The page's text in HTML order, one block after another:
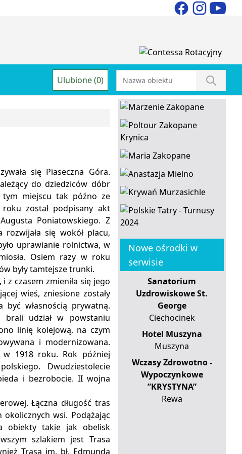
Ulubione (0)
się Piaseczna Góra.
do dziedziców dóbr
tym miejscu tak późno ze
został podpisany akt
Poniatowskiego. Z
rozwijała się wokół placu,
uprawianie rolnictwa, w
Osiem razy w roku
były tamtejsze trunki.
z czasem zmieniła się jego
wieś, zniesione zostały
być własnością prywatną.
brali udział w powstaniu
linię kolejową, na czym
i modernizowana.
1918 roku. Rok później
Dwudziestolecie
i bezrobocie. II wojna
Łączna długość tras
wsi. Podążając
obiekty takie jak obelisk
szlakiem jest Trasa
Trasa im. bł. Edmunda
Nowe ośrodki w
serwisie
Sanatorium
Uzdrowiskowe St.
George
Ciechocinek
Hotel Muszyna
Muszyna
Wczasy Zdrowotno -
Wypoczynkowe
”KRYSTYNA”
Rewa